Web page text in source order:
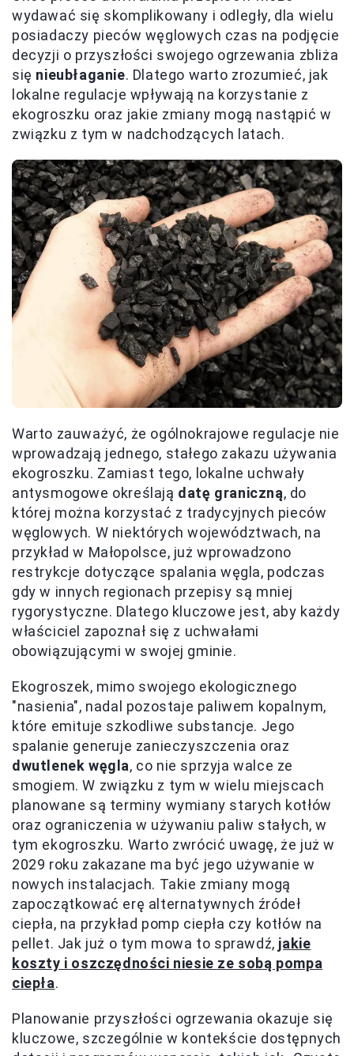
wydawać się skomplikowany i odległy, dla wielu
posiadaczy pieców węglowych czas na podjęcie
decyzji o przyszłości swojego ogrzewania zbliża
się nieubłaganie. Dlatego warto zrozumieć, jak
lokalne regulacje wpływają na korzystanie z
ekogroszku oraz jakie zmiany mogą nastąpić w
związku z tym w nadchodzących latach.
Warto zauważyć, że ogólnokrajowe regulacje nie
wprowadzają jednego, stałego zakazu używania
ekogroszku. Zamiast tego, lokalne uchwały
antysmogowe określają datę graniczną, do
której można korzystać z tradycyjnych pieców
węglowych. W niektórych województwach, na
przykład w Małopolsce, już wprowadzono
restrykcje dotyczące spalania węgla, podczas
gdy w innych regionach przepisy są mniej
rygorystyczne. Dlatego kluczowe jest, aby każdy
właściciel zapoznał się z uchwałami
obowiązującymi w swojej gminie.
Ekogroszek, mimo swojego ekologicznego
"nasienia", nadal pozostaje paliwem kopalnym,
które emituje szkodliwe substancje. Jego
spalanie generuje zanieczyszczenia oraz
dwutlenek węgla, co nie sprzyja walce ze
smogiem. W związku z tym w wielu miejscach
planowane są terminy wymiany starych kotłów
oraz ograniczenia w używaniu paliw stałych, w
tym ekogroszku. Warto zwrócić uwagę, że już w
2029 roku zakazane ma być jego używanie w
nowych instalacjach. Takie zmiany mogą
zapoczątkować erę alternatywnych źródeł
ciepła, na przykład pomp ciepła czy kotłów na
pellet. Jak już o tym mowa to sprawdź, jakie
koszty i oszczędności niesie ze sobą pompa
ciepła.
Planowanie przyszłości ogrzewania okazuje się
kluczowe, szczególnie w kontekście dostępnych